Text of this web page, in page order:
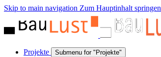
Skip to main navigation Zum Hauptinhalt springen
Projekte Submenu for "Projekte"